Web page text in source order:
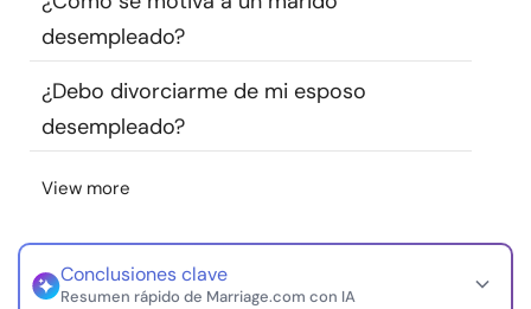
Idioma
nosotros
© Copyright 2026. Todos los derechos reservados.
desempleado?
¿Debo divorciarme de mi esposo
desempleado?
View more
Conclusiones clave
Resumen rápido de Marriage.com con IA